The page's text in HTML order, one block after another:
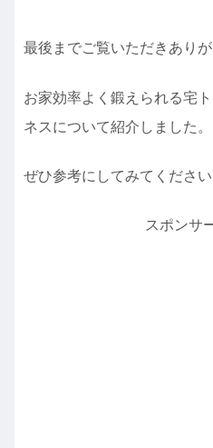
最後までご覧いただきありが
お家効率よく鍛えられる宅
ネスについて紹介しました。
ぜひ参考にしてみてください
スポンサ